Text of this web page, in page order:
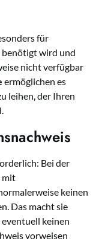
für
benötigt wird und
nicht verfügbar
ermöglichen es
leihen, der Ihren
Bei der
mit
keinen
Das macht sie
keinen
vorweisen